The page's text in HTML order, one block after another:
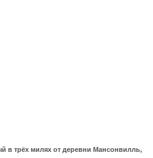
в трёх милях от деревни Мансонвилль,